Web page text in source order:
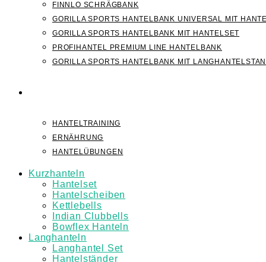
FINNLO SCHRÄGBANK
GORILLA SPORTS HANTELBANK UNIVERSAL MIT
GORILLA SPORTS HANTELBANK MIT HANTELSET
PROFIHANTEL PREMIUM LINE HANTELBANK
GORILLA SPORTS HANTELBANK MIT
HANTELTRAINING
ERNÄHRUNG
HANTELÜBUNGEN
Kurzhanteln
Hantelset
Hantelscheiben
Kettlebells
Indian Clubbells
Bowflex Hanteln
Langhanteln
Langhantel Set
Hantelständer